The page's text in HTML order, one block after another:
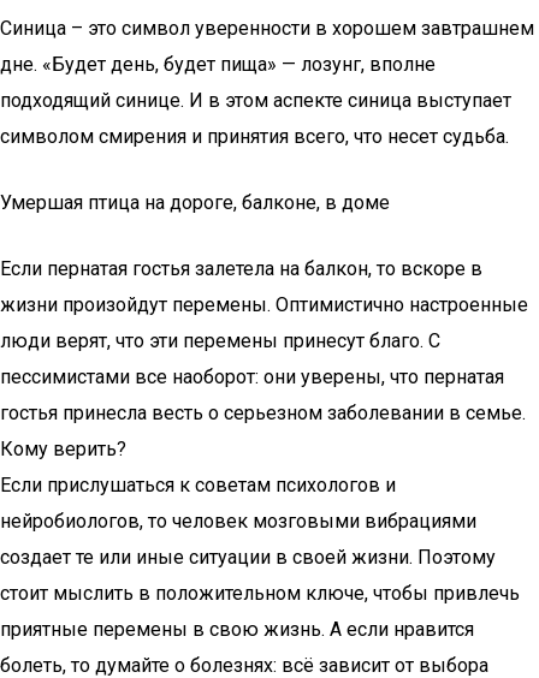
Синица – это символ уверенности в хорошем завтрашнем
дне. «Будет день, будет пища» — лозунг, вполне
подходящий синице. И в этом аспекте синица выступает
символом смирения и принятия всего, что несет судьба.
Умершая птица на дороге, балконе, в доме
Если пернатая гостья залетела на балкон, то вскоре в
жизни произойдут перемены. Оптимистично настроенные
люди верят, что эти перемены принесут благо. С
пессимистами все наоборот: они уверены, что пернатая
гостья принесла весть о серьезном заболевании в семье.
Кому верить?
Если прислушаться к советам психологов и
нейробиологов, то человек мозговыми вибрациями
создает те или иные ситуации в своей жизни. Поэтому
стоит мыслить в положительном ключе, чтобы привлечь
приятные перемены в свою жизнь. А если нравится
болеть, то думайте о болезнях: всё зависит от выбора